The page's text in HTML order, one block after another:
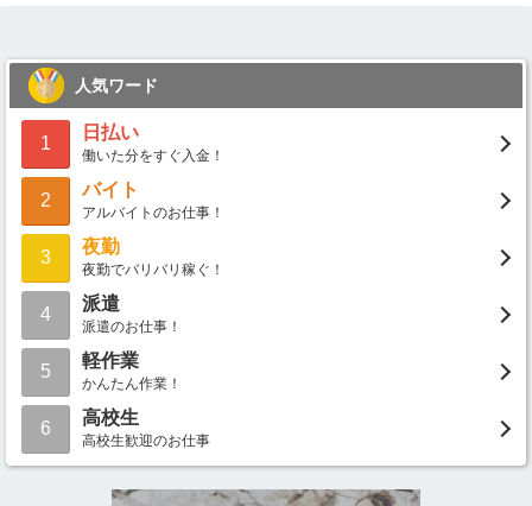
人気ワード
1
日払い
働いた分をすぐ入金！
2
バイト
アルバイトのお仕事！
3
夜勤
夜勤でバリバリ稼ぐ！
4
派遣
派遣のお仕事！
5
軽作業
かんたん作業！
6
高校生
高校生歓迎のお仕事